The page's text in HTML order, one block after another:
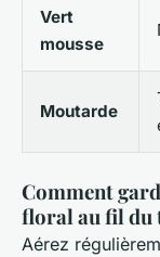
Vert
mousse
Moutarde
Comment
floral au fil du
Aérez